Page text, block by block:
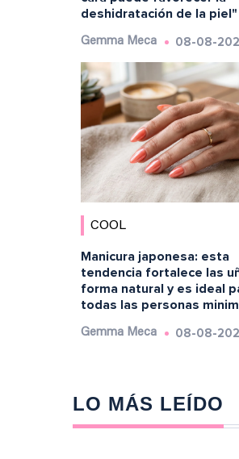
deshidratación de la piel"
Gemma Meca 08-08-
COOL
Manicura japonesa: esta
tendencia fortalece las
forma natural y es ideal
todas las personas
Gemma Meca 08-08-
LO MÁS LEÍDO